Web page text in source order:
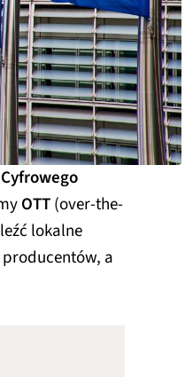
Cyfrowego
OTT(over-the-
lokalne
a